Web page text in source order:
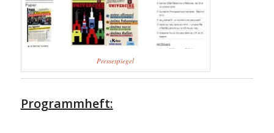
Pressespiegel
Programmheft: